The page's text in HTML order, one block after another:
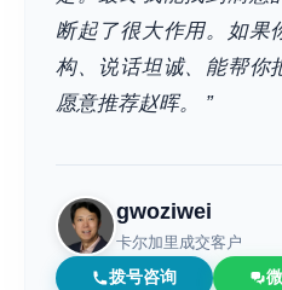
断起了很大作用。如果
构、说话坦诚、能帮你
愿意推荐赵晖。 ”
gwoziwei
卡尔加里成交客户
拨号咨询